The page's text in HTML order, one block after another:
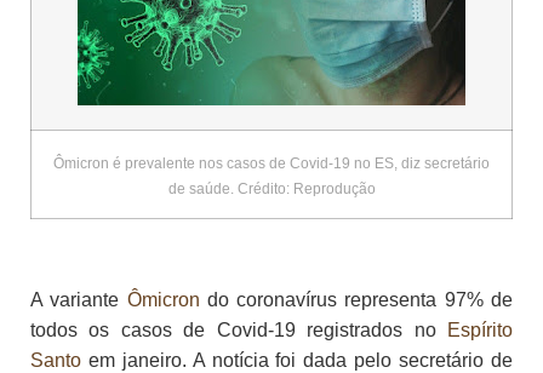
Ômicron é prevalente nos casos de Covid-19 no ES, diz secretário
de saúde. Crédito: Reprodução
A variante Ômicron do coronavírus representa 97% de
todos os casos de Covid-19 registrados no
Espírito
Santo em janeiro. A notícia foi dada pelo secretário de